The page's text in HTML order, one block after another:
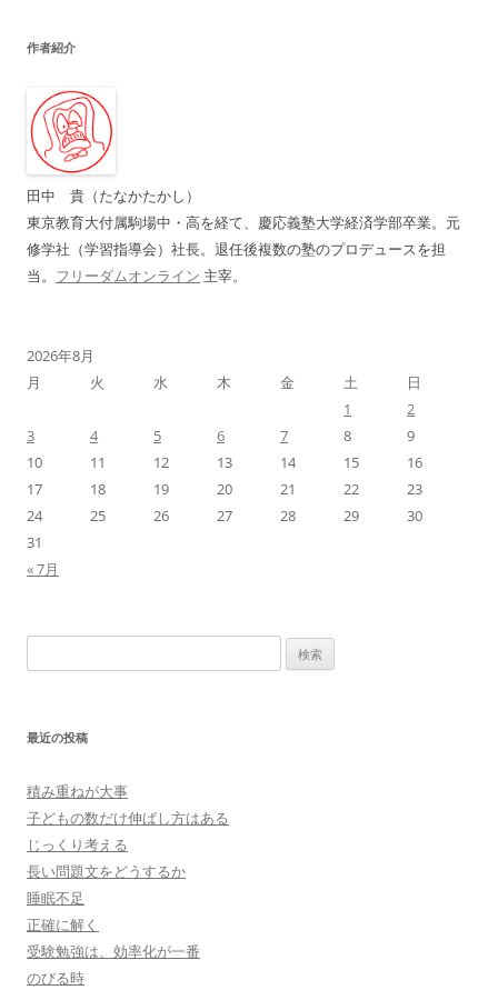
ビ
ー
シ
ン
作者紹介
田中 貴（たなかたかし）
東京教育大付属駒場中・高を経て、慶応義塾大学経済学部卒業。元
修学社（学習指導会）社長。退任後複数の塾のプロデュースを担
当。 フリーダムオンライン 主宰。
2026年8月
月
火 水 木 金 土
日
1
2
3
4 5 6 7 8
9
10
11 12 13 14 15
16
17
18 19 20 21 22
23
24
25 26 27 28 29
30
31
« 7月
索:
最近の投稿
積み重ねが大事
子どもの数だけ伸ばし方はある
じっくり考える
長い問題文をどうするか
睡眠不足
正確に解く
受験勉強は、効率化が一番
のびる時